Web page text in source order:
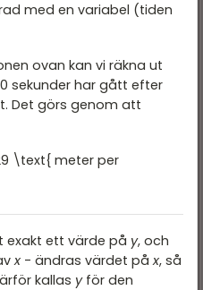
med en variabel (tiden
ovan kan vi räkna ut
sekunder har gått efter
Det görs genom att
\text{ meter per
exakt ett värde på y, och
x - ändras värdet påx, så
kallas yför den